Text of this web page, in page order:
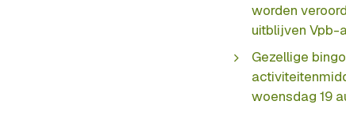
worden
uitblijven Vpb-
Gezellige
woensdag 19